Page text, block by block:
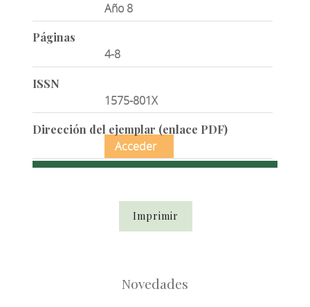
Año 8
Páginas
4-8
ISSN
1575-801X
Dirección del ejemplar (enlace PDF)
Acceder
Imprimir
Novedades